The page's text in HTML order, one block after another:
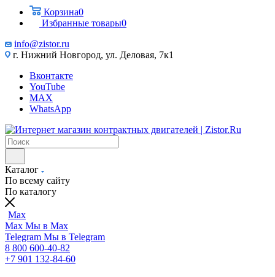
Корзина0
Избранные товары0
info@zistor.ru
г. Нижний Новгород, ул. Деловая, 7к1
Вконтакте
YouTube
MAX
WhatsApp
Каталог
По всему сайту
По каталогу
Max
Max Мы в Max
Telegram Мы в Telegram
8 800 600-40-82
+7 901 132-84-60